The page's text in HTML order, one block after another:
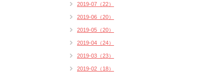
2019-07（22）
2019-06（20）
2019-05（20）
2019-04（24）
2019-03（23）
2019-02（18）